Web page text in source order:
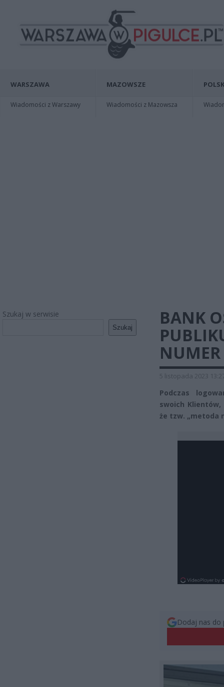
WARSZAWA
Wiadomości z Warszawy
MAZOWSZE
Wiadomości z Mazowsza
Szukaj w serwisie
Szukaj
BANK
5 listopada 2023
Podczas
swoich
że tzw. „metoda
Dodaj nas do